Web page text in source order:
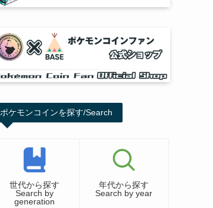
ポケモンコインを探す/Search
世代から探す
Search by
generation
年代から探す
Search by year